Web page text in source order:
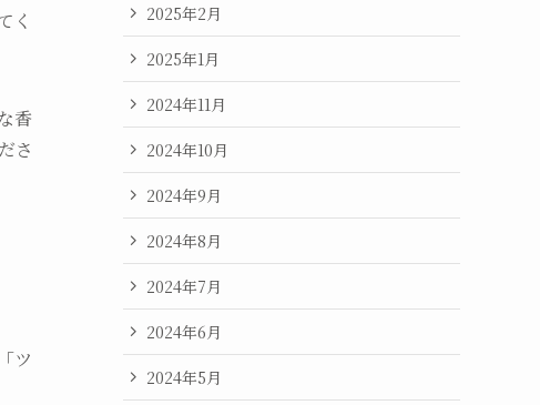
く
香
さ
ツ
2025年2月
2025年1月
2024年11月
2024年10月
2024年9月
2024年8月
2024年7月
2024年6月
2024年5月